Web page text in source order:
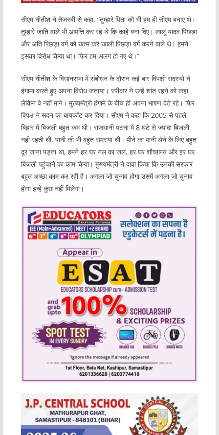
सीएम नीतीश ने तेजस्वी से कहा, “तुम्हारे पिता को भी हम ही सीएम बनाए थे।
तुम्हारे जाति वाले भी आपत्ति कर रहे थे कि काहे बना दिए। लालू यादव पिछड़ा
और अति पिछड़ा वर्ग को खत्म कर खाली पिछड़ा वर्ग करने वाले थे। हमने
इसका विरोध किया था। फिर हम अलग हो गए थे।”
सीएम नीतीश के विधानसभा में संबोधन के दौरान कई बार विपक्षी सदस्यों ने
हंगामा करते हुए अपना विरोध जताया। स्पीकर ने उन्हें शांत रहने को कहा
लेकिन वे नहीं माने। मुख्यमंत्री हंगामे के बीच ही अपना भाषण देते रहे। फिर
विपक्ष ने सदन का बायकॉट कर दिया। सीएम ने कहा कि 2005 से पहले
बिहार में बिजली बहुत कम थी। राजधानी पटना में 8 घंटे से ज्यादा बिजली
नहीं रहती थी, पानी की भी बहुत समस्या थी। पीने का पानी लेने के लिए बहुत
दूर जाना पड़ता था, हमने हर घर नल का जल, हर घर शौचालय और हर घर
बिजली पहुंचाने का काम किया। मुख्यमंत्री ने दावा किया कि उनकी सरकार
बहुत अच्छा काम कर रही है। अगला जो चुनाव होगा उसमें अगला जो चुनाव
होगा इन्हें कुछ नहीं मिलेगा।